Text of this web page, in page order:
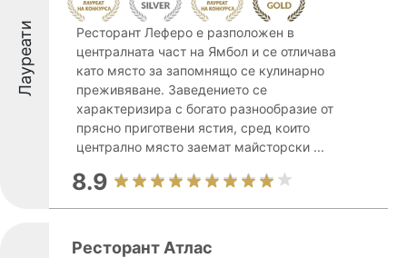
Лауреати
Ресторант Леферо е разположен в
централната част на Ямбол и се отличава
като място за запомнящо се кулинарно
преживяване. Заведението се
характеризира с богато разнообразие от
прясно приготвени ястия, сред които
централно място заемат майсторски ...
8.9
Ресторант Атлас